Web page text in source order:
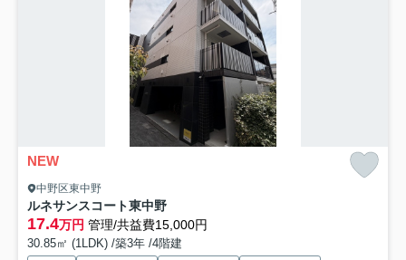
NEW
中野区東中野
ルネサンスコート東中野
17.4万円 管理/共益費15,000円
30.85㎡ (1LDK) /築3年 /4階建